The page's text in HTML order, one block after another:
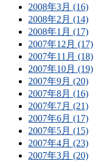
2008年3月 (16)
2008年2月 (14)
2008年1月 (17)
2007年12月 (17)
2007年11月 (18)
2007年10月 (19)
2007年9月 (20)
2007年8月 (16)
2007年7月 (21)
2007年6月 (17)
2007年5月 (15)
2007年4月 (23)
2007年3月 (20)